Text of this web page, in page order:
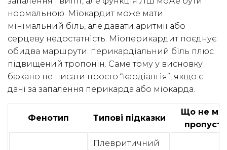
нормальною. Міокардит може мати
мінімальний біль, але давати аритмії або
серцеву недостатність. Міоперикардит поєднує
обидва маршрути: перикардіальний біль плюс
підвищений тропонін. Саме тому у висновку
бажано не писати просто “кардіалгія”, якщо є
дані за запалення перикарда або міокарда.
Фенотип Типові підказки
Що не
Плевритичний